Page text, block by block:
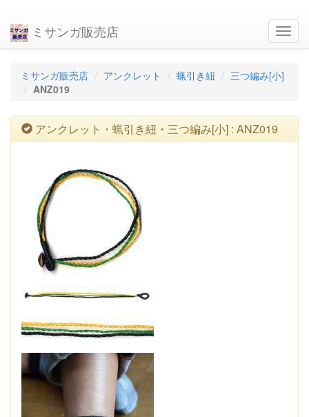
ミサンガ販売店
ミサンガ販売店 アンクレット 蝋引き紐
三つ編み[小]
ANZ019
アンクレット・蝋引き紐・三つ編み[小] : ANZ019